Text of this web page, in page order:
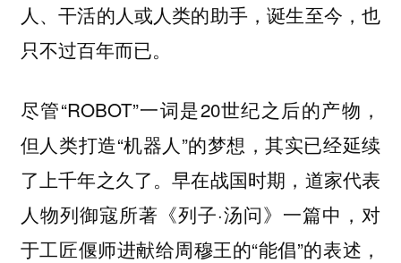
人、干活的人或人类的助手，诞生至今，也
只不过百年而已。
尽管“ROBOT”一词是20世纪之后的产物，
但人类打造“机器人”的梦想，其实已经延续
了上千年之久了。早在战国时期，道家代表
人物列御寇所著《列子·汤问》一篇中，对
于工匠偃师进献给周穆王的“能倡”的表述，